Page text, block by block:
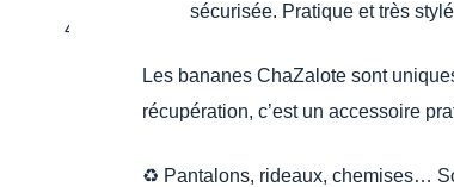
sécurisée. Pratique et très
Les bananes ChaZalote sont
récupération, c’est un accessoire
♻️ Pantalons, rideaux, chemises…